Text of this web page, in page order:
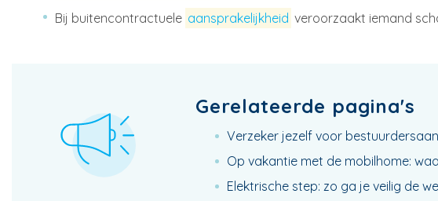
Bij buitencontractuele aansprakelijkheid veroorzaakt iemand
Gerelateerde pagina's
Verzeker jezelf voor
Op vakantie met de mobilhome:
Elektrische step: zo ga je veilig de